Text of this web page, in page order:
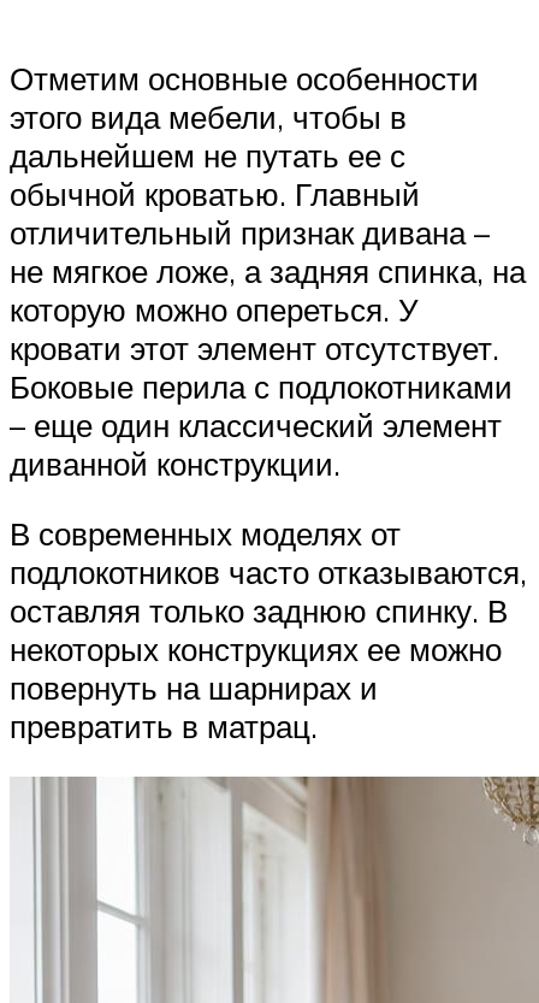
Отметим основные особенности
этого вида мебели, чтобы в
дальнейшем не путать ее с
обычной кроватью. Главный
отличительный признак дивана –
не мягкое ложе, а задняя спинка, на
которую можно опереться. У
кровати этот элемент отсутствует.
Боковые перила с подлокотниками
– еще один классический элемент
диванной конструкции.
В современных моделях от
подлокотников часто отказываются,
оставляя только заднюю спинку. В
некоторых конструкциях ее можно
повернуть на шарнирах и
превратить в матрац.